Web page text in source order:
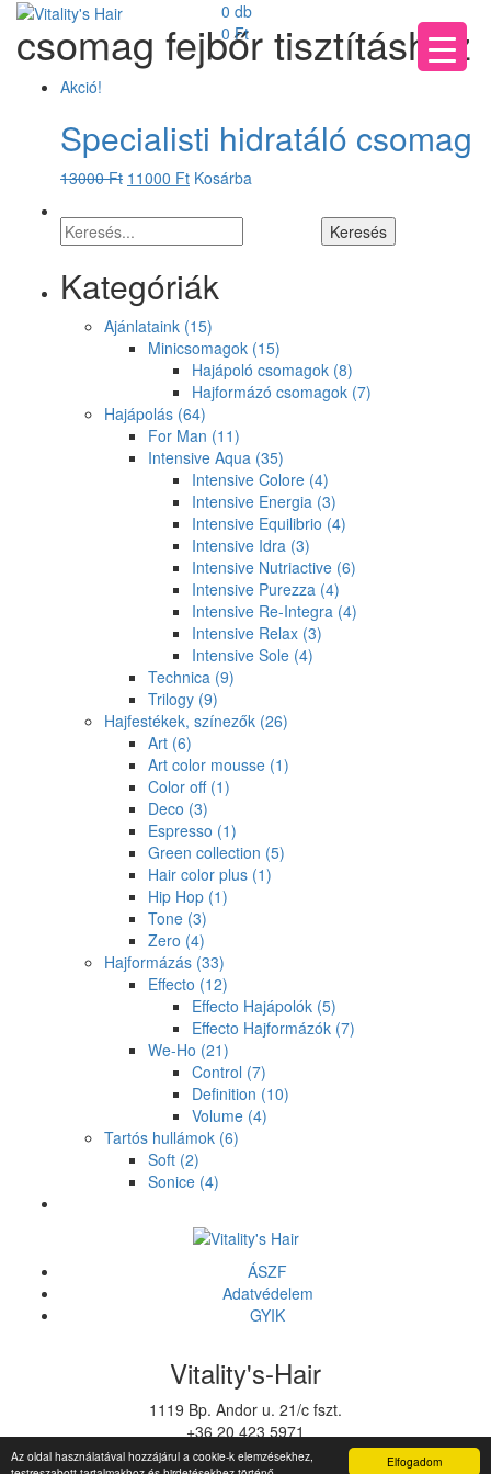
Elfogadom
Az oldal használatával hozzájárul a cookie-k elemzésekhez,
0 db
0 Ft
csomag fejbőr tisztításhoz
Akció!
Specialisti hidratáló csomag
13000Ft 11000 Ft Kosárba
Kategóriák
Ajánlataink (15)
Minicsomagok (15)
Hajápoló csomagok (8)
Hajformázó csomagok (7)
Hajápolás (64)
For Man (11)
Intensive Aqua (35)
Intensive Colore (4)
Intensive Energia (3)
Intensive Equilibrio (4)
Intensive Idra (3)
Intensive Nutriactive (6)
Intensive Purezza (4)
Intensive Re-Integra (4)
Intensive Relax (3)
Intensive Sole (4)
Technica (9)
Trilogy (9)
Hajfestékek, színezők (26)
Art (6)
Art color mousse (1)
Color off (1)
Deco (3)
Espresso (1)
Green collection (5)
Hair color plus (1)
Hip Hop (1)
Tone (3)
Zero (4)
Hajformázás (33)
Effecto (12)
Effecto Hajápolók (5)
Effecto Hajformázók (7)
We-Ho (21)
Control (7)
Definition (10)
Volume (4)
Tartós hullámok (6)
Soft (2)
Sonice (4)
ÁSZF
Adatvédelem
GYIK
Vitality's-Hair
1119 Bp. Andor u. 21/c fszt.
+36 20 423 5971
vitalitys@vitalitys.hu